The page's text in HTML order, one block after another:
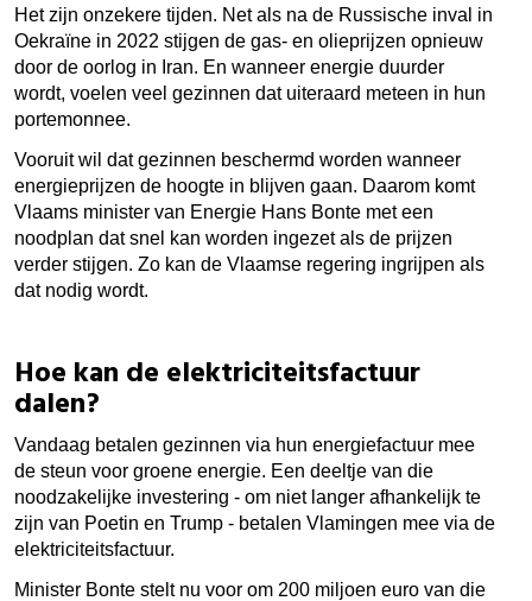
Het zijn onzekere tijden. Net als na de Russische inval in
Oekraïne in 2022 stijgen de gas- en olieprijzen opnieuw
door de oorlog in Iran. En wanneer energie duurder
wordt, voelen veel gezinnen dat uiteraard meteen in hun
portemonnee.
Vooruit wil dat gezinnen beschermd worden wanneer
energieprijzen de hoogte in blijven gaan. Daarom komt
Vlaams minister van Energie Hans Bonte met een
noodplan dat snel kan worden ingezet als de prijzen
verder stijgen. Zo kan de Vlaamse regering ingrijpen als
dat nodig wordt.
Hoe kan de elektriciteitsfactuur
dalen?
Vandaag betalen gezinnen via hun energiefactuur mee
de steun voor groene energie. Een deeltje van die
noodzakelijke investering - om niet langer afhankelijk te
zijn van Poetin en Trump - betalen Vlamingen mee via de
elektriciteitsfactuur.
Minister Bonte stelt nu voor om 200 miljoen euro van die